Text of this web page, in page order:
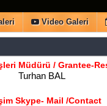
Video Galeri
Müdürü / Grantee-
Turhan BAL
Skype- Mail /Contact